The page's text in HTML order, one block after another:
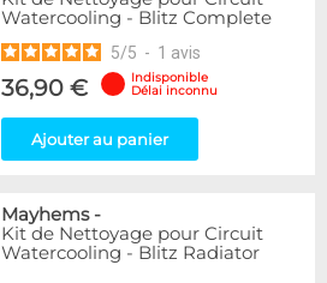
Watercooling - Blitz Complete
5/5 - 1 avis
36,90 €
Indisponible
Délai inconnu
Ajouter au panier
Mayhems-
Kit de Nettoyage pour Circuit
Watercooling - Blitz Radiator